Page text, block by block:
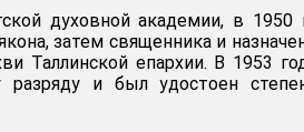
духовной академии, в 1950
затем священника и
Таллинской епархии. В 1953
и был удостоен